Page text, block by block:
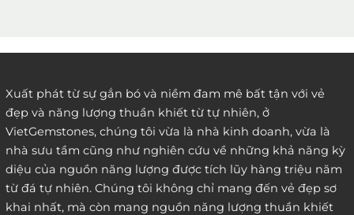
3. Đặt hàng thông quaemail hay chat trực tiếp với
chúng tôi:
Xuất phát từ sự gắn bó và niềm đam mê bất tận với vẻ
đẹp và năng lượng thuần khiết từ tự nhiên, ở
VietGemstones, chúng tôi vừa là nhà kinh doanh, vừa là
nhà sưu tầm cũng như nghiên cứu về những khả năng kỳ
diệu của nguồn năng lượng được tích lũy hàng triệu năm
từ đá tự nhiên. Chúng tôi không chỉ mang đến vẻ đẹp sơ
khai nhất, mà còn mang nguồn năng lượng thuần khiết